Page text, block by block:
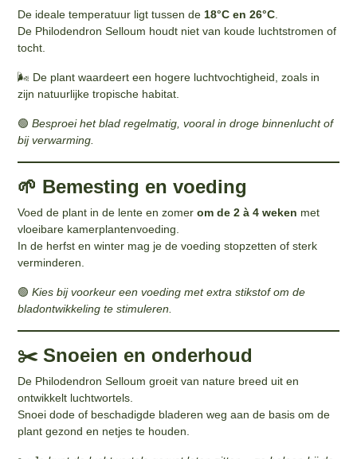
De ideale temperatuur ligt tussen de 18°C en 26°C
De Philodendron Selloum houdt niet van koude luchtstromen of
tocht.
🌬️ De plant waardeert een hogere luchtvochtigheid, zoals in
zijn natuurlijke tropische habitat.
🟢Besproei het blad regelmatig, vooral in droge binnenlucht of
bij verwarming.
🌱 Bemesting en voeding
Voed de plant in de lente en zomerom de 2 à 4 weken met
vloeibare kamerplantenvoeding.
In de herfst en winter mag je de voeding stopzetten of sterk
verminderen.
🟢Kies bij voorkeur een voeding met extra stikstof om de
bladontwikkeling te stimuleren.
✂️ Snoeien en onderhoud
De Philodendron Selloum groeit van nature breed uit en
ontwikkelt luchtwortels.
Snoei dode of beschadigde bladeren weg aan de basis om de
plant gezond en netjes te houden.